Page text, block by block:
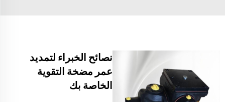
نصائح الخبراء لتمديد
عمر مضخة التقوية
الخاصة بك